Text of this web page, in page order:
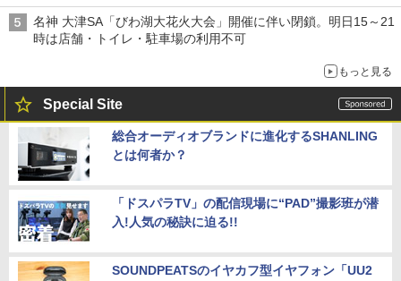
名神 大津SA「びわ湖大花火大会」開催に伴い閉鎖。明日15～21
時は店舗・トイレ・駐車場の利用不可
もっと見る
Special Site
総合オーディオブランドに進化するSHANLING
とは何者か？
「ドスパラTV」の配信現場に“PAD”撮影班が潜
入!人気の秘訣に迫る!!
SOUNDPEATSのイヤカフ型イヤフォン「UU2